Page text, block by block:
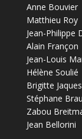
Anne Bouvier
Matthieu Roy
Jean-Philippe
Alain Françon
Jean-Louis
Hélène Soulié
Brigitte
Stéphane
Zabou
Jean Bellorini